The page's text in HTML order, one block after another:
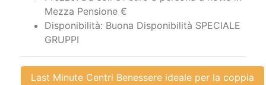
Disponibilità: Buona Disponibilità SPECIALE
GRUPPI
Last Minute Centri Benessere ideale per la coppia
Offerte Speciali Hotel Fiuggi Terme Centro